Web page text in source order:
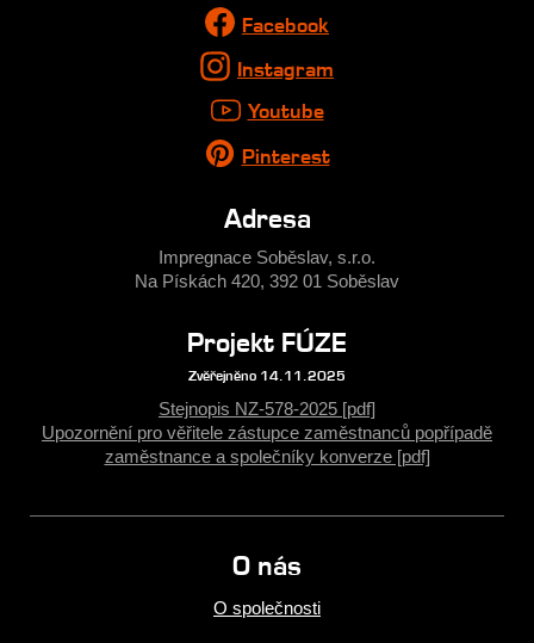
Facebook
Instagram
Youtube
Pinterest
Adresa
Impregnace Soběslav, s.r.o.
Na Pískách 420, 392 01 Soběslav
Projekt FÚZE
Zvěřejněno 14.11.2025
Stejnopis NZ-578-2025 [pdf]
Upozornění pro věřitele zástupce zaměstnanců popřípadě
zaměstnance a společníky konverze [pdf]
O nás
O společnosti